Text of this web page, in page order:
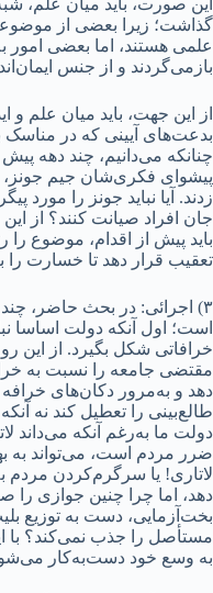
گذاشت؛ زیرا بعضی از
علمی هستند، اما بعضی امور
بازمی‌گردند و از جنس
از این جهت، باید میان علم
بدعت‌های آیینی که در مناسک
پیشوای فکری‌شان جیم
زدند. آیا نباید جونز را مورد
جان افراد صیانت کنند؟ از
باید پیش از اقدام، موضوع
تعقیب قرار دهد تا خسارت را
۳) اجرائی: در بحث حاضر،
است؛ اول آنکه دولت اساسا
خرافاتی شکل بگیرد. از این رو
مقتضی جامعه را نسبت به
دهد و به‌مرور دکان‌های خرافه
طالع‌بینی را تعطیل کند نه
دولت ما به‌رغم آنکه می‌داند
ضرر مردم است، می‌تواند به
لاتاری! یا سرگرم‌کردن مردم
دهد، اما چرا چنین جوازی را
بخت‌‌آزمایی، دست به توزیع
مستأصل را جذب نمی‌کند؟ با
به وسع خود دست‌به‌کار